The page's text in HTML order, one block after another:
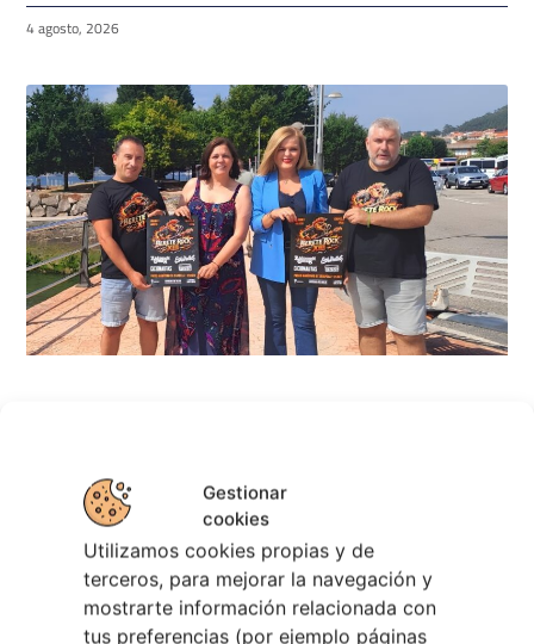
Gestionar
cookies
Utilizamos cookies propias y de
terceros, para mejorar la navegación y
mostrarte información relacionada con
tus preferencias (por ejemplo páginas
4 agosto, 2026
28 julio, 2026
Noticias de Ourenseplan
Festival Noites Teatrais de Vilamarín 2026
julio, 2026
Verano Cultural de Seixalbo 2026 31 mayo,